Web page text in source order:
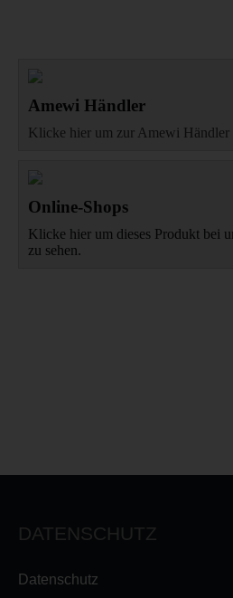
Amewi Händler
Klicke hier um zur Amewi Händler
Online-Shops
Klicke hier um dieses Produkt bei
zu sehen.
DATENSCHUTZ
Datenschutz